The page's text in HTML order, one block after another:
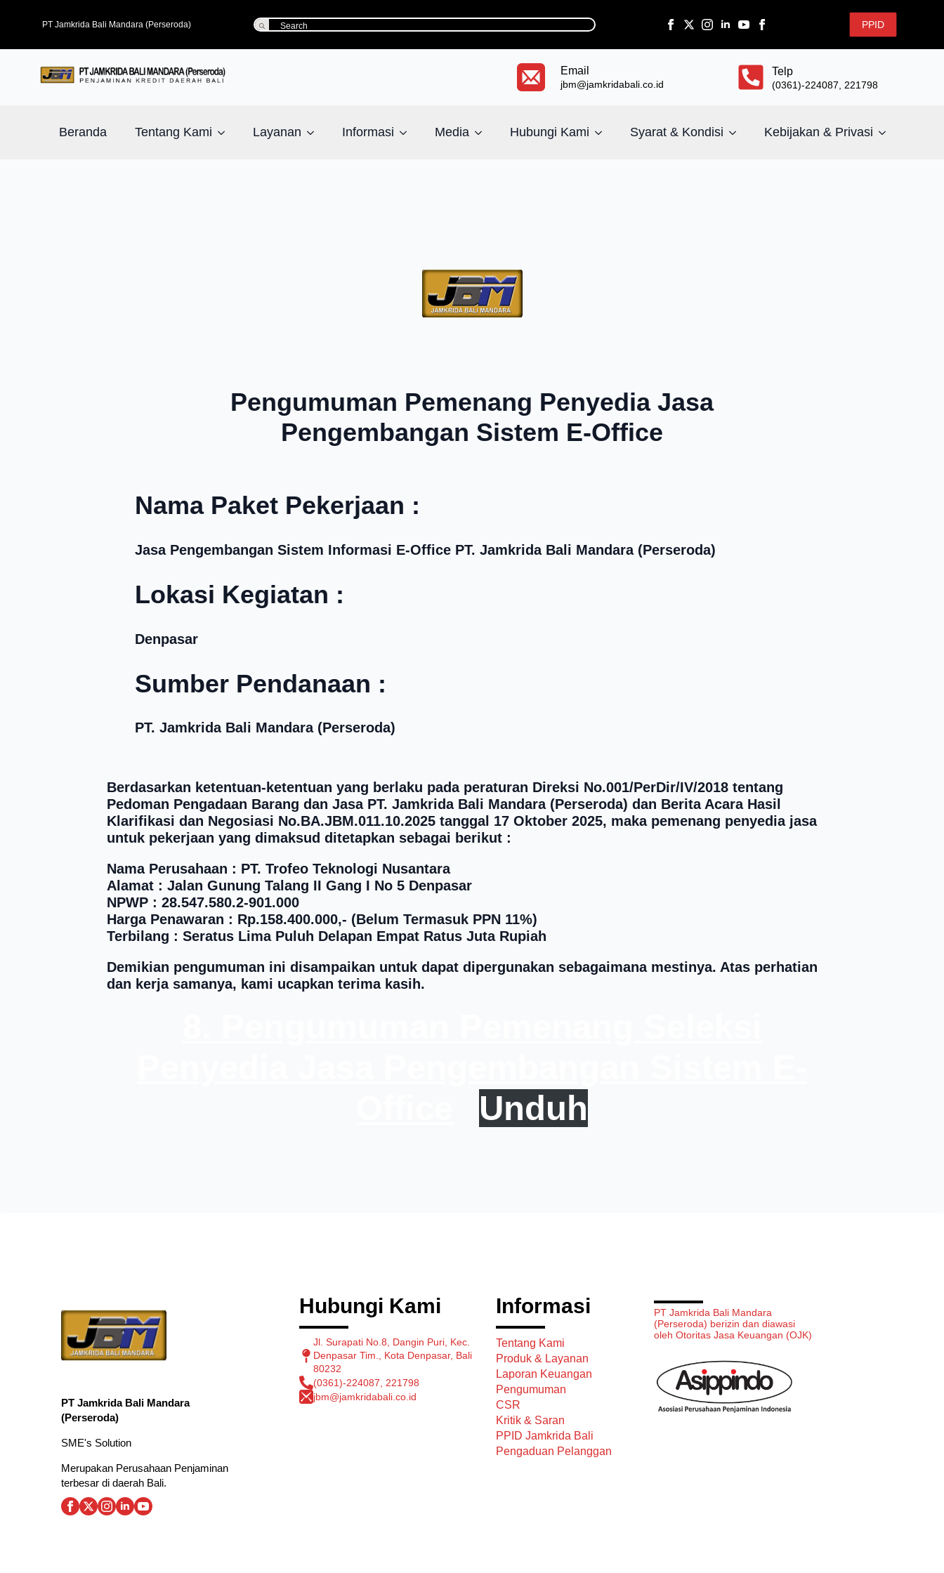
PT Jamkrida Bali Mandara (Perseroda)
Search
PPID
Email
jbm@jamkridabali.co.id
Telp
(0361)-224087, 221798
Beranda Tentang Kami Layanan Informasi Media Hubungi Kami Syarat & Kondisi Kebijakan & Privasi
Pengumuman Pemenang Penyedia Jasa
Pengembangan Sistem E-Office
Nama Paket Pekerjaan :
Jasa Pengembangan Sistem Informasi E-Office PT. Jamkrida Bali Mandara (Perseroda)
Lokasi Kegiatan :
Denpasar
Sumber Pendanaan :
PT. Jamkrida Bali Mandara (Perseroda)
Berdasarkan ketentuan-ketentuan yang berlaku pada peraturan Direksi No.001/PerDir/IV/2018 tentang
Pedoman Pengadaan Barang dan Jasa PT. Jamkrida Bali Mandara (Perseroda) dan Berita Acara Hasil
Klarifikasi dan Negosiasi No.BA.JBM.011.10.2025 tanggal 17 Oktober 2025, maka pemenang penyedia jasa
untuk pekerjaan yang dimaksud ditetapkan sebagai berikut :
Nama Perusahaan : PT. Trofeo Teknologi Nusantara
Alamat : Jalan Gunung Talang II Gang I No 5 Denpasar
NPWP : 28.547.580.2-901.000
Harga Penawaran : Rp.158.400.000,- (Belum Termasuk PPN 11%)
Terbilang : Seratus Lima Puluh Delapan Empat Ratus Juta Rupiah
Demikian pengumuman ini disampaikan untuk dapat dipergunakan sebagaimana mestinya. Atas perhatian
dan kerja samanya, kami ucapkan terima kasih.
Unduh
PT Jamkrida Bali Mandara
(Perseroda)
SME's Solution
Merupakan Perusahaan Penjaminan
terbesar di daerah Bali.
Hubungi Kami
Jl. Surapati No.8, Dangin Puri, Kec.
Denpasar Tim., Kota Denpasar, Bali
80232
(0361)-224087, 221798
jbm@jamkridabali.co.id
Informasi
Tentang Kami
Produk & Layanan
Laporan Keuangan
Pengumuman
CSR
Kritik & Saran
PPID Jamkrida Bali
Pengaduan Pelanggan
PT Jamkrida Bali Mandara
(Perseroda) berizin dan diawasi
oleh Otoritas Jasa Keuangan (OJK)